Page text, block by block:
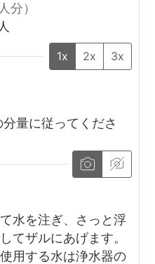
分）
人
1x 2x 3x
量に従ってくださ
水を注ぎ、さっと浮
てザルにあげます。
用する水は浄水器の